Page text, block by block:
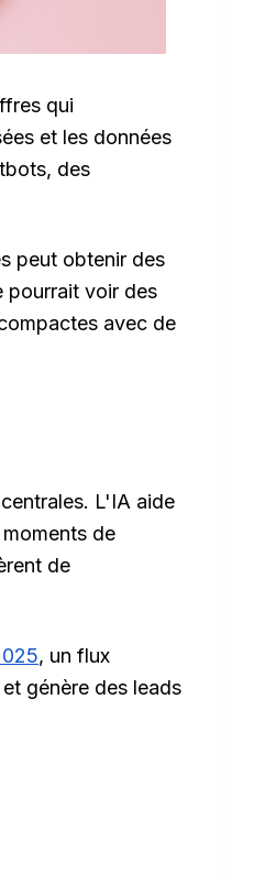
qui
et les données
des
peut obtenir des
pourrait voir des
avec de
L'IA aide
de
de
, un flux
génère des leads